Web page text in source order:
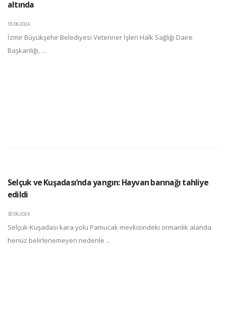
altında
18.08.2024
İzmir Büyükşehir Belediyesi Veteriner İşleri Halk Sağlığı Daire
Başkanlığı, ...
Selçuk ve Kuşadası’nda yangın: Hayvan barınağı tahliye
edildi
30.06.2024
Selçuk-Kuşadası kara yolu Pamucak mevkisindeki ormanlık alanda
henüz belirlenemeyen nedenle ...